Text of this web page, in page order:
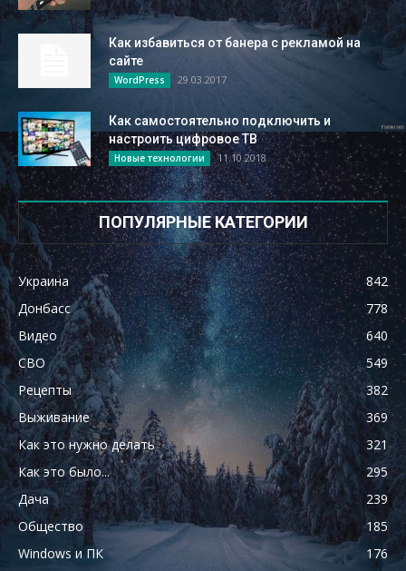
Как избавиться от банера с рекламой на
сайте
WordPress 29.03.2017
Как самостоятельно подключить и
настроить цифровое ТВ
Новые технологии 11.10.2018
ПОПУЛЯРНЫЕ КАТЕГОРИИ
Украина
842
Донбасс
778
Видео
640
СВО
549
Рецепты
382
Выживание
369
Как это нужно делать
321
Как это было...
295
Дача
239
Общество
185
Windows и ПК
176